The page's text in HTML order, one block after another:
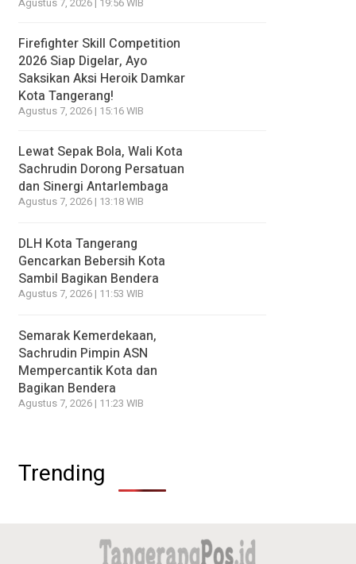
Agustus 7, 2026 | 19:56 WIB
Firefighter Skill Competition
2026 Siap Digelar, Ayo
Saksikan Aksi Heroik Damkar
Kota Tangerang!
Agustus 7, 2026 | 15:16 WIB
Lewat Sepak Bola, Wali Kota
Sachrudin Dorong Persatuan
dan Sinergi Antarlembaga
Agustus 7, 2026 | 13:18 WIB
DLH Kota Tangerang
Gencarkan Bebersih Kota
Sambil Bagikan Bendera
Agustus 7, 2026 | 11:53 WIB
Semarak Kemerdekaan,
Sachrudin Pimpin ASN
Mempercantik Kota dan
Bagikan Bendera
Agustus 7, 2026 | 11:23 WIB
Trending